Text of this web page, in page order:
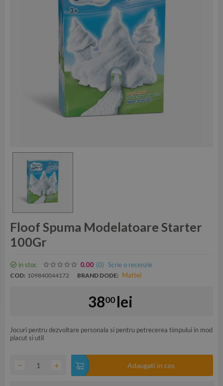
Floof Spuma Modelatoare Starter
100Gr
in stoc 0.00 (0) Scrie o recenzie
COD: 109840044172 BRAND DODE: Mattel
3800 lei
Jocuri pentru dezvoltare personala si pentru petrecerea timpului in mod
placut si util
+
− Adaugati in cos